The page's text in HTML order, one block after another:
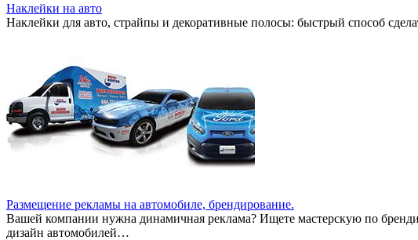
Наклейки на авто
Наклейки для авто, страйпы и декоративные полосы: быстрый способ
Размещение рекламы на автомобиле, брендирование.
Вашей компании нужна динамичная реклама? Ищете мастерскую по
дизайн автомобилей…